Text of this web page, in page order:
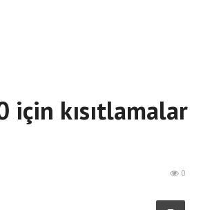
için kısıtlamalar
0